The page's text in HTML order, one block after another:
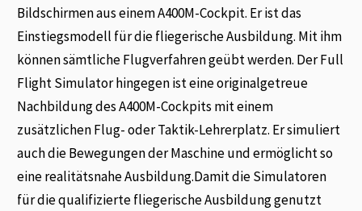
Bildschirmen aus einem A400M-Cockpit. Er ist das
Einstiegsmodell für die fliegerische Ausbildung. Mit ihm
können sämtliche Flugverfahren geübt werden. Der Full
Flight Simulator hingegen ist eine originalgetreue
Nachbildung des A400M-Cockpits mit einem
zusätzlichen Flug- oder Taktik-Lehrerplatz. Er simuliert
auch die Bewegungen der Maschine und ermöglicht so
eine realitätsnahe Ausbildung.Damit die Simulatoren
für die qualifizierte fliegerische Ausbildung genutzt